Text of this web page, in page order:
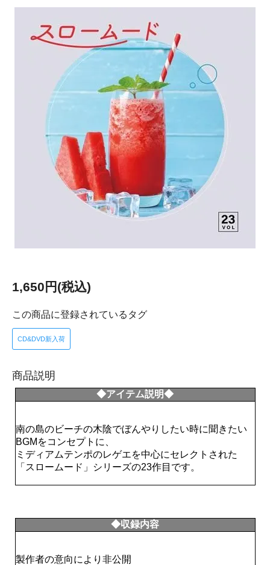
1,650円(税込)
この商品に登録されているタグ
CD&DVD新入荷
商品説明
◆アイテム説明◆
南の島のビーチの木陰でぼんやりしたい時に聞きたい
BGMをコンセプトに、
ミディアムテンポのレゲエを中心にセレクトされた
「スロームード」シリーズの23作目です。
◆収録内容
製作者の意向により非公開